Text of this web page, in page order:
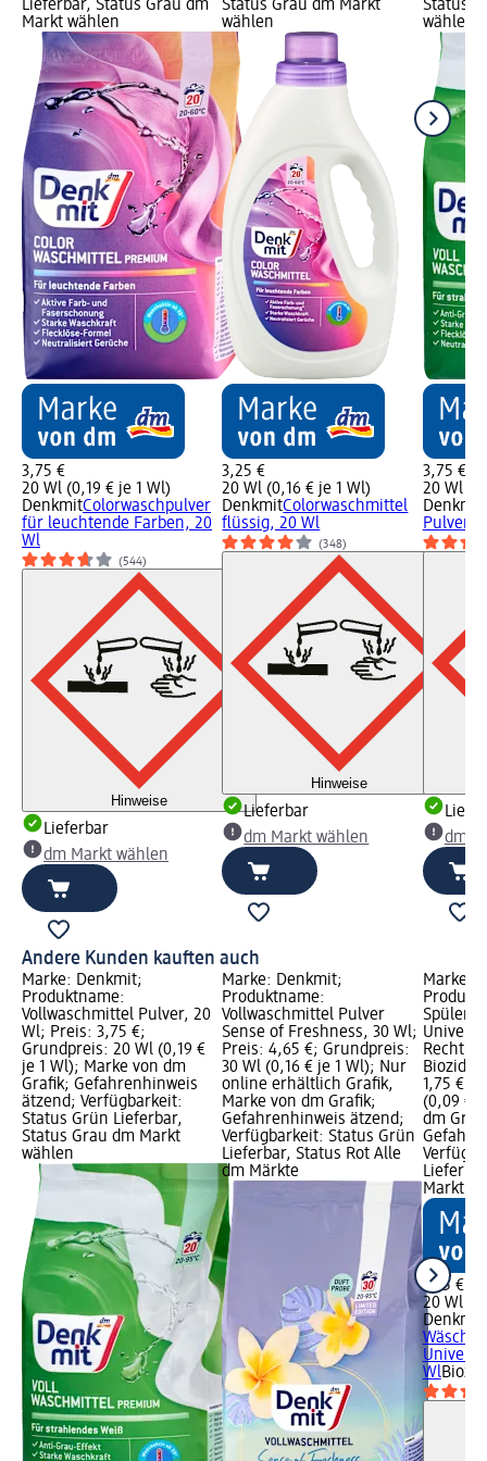
Lieferbar, Status Grau dm
Markt wählen
3,75 €
20 Wl (0,19 € je 1 Wl)
DenkmitColorwaschpulver
für leuchtende Farben, 20
Wl
(544)
Hinweise
Lieferbar
dm Markt wählen
Status Grau dm Markt
wählen
3,25 €
20 Wl (0,16 € je 1 Wl)
DenkmitColorwaschmittel
flüssig, 20 Wl
(348)
Hinweise
Lieferbar
dm Markt wählen
Status
wählen
3,75 €
20 Wl
Denkmit
Pulver,
dm
Andere Kunden kauften auch
Marke: Denkmit;
Produktname:
Vollwaschmittel Pulver, 20
Wl; Preis: 3,75 €;
Grundpreis: 20 Wl (0,19 €
je 1 Wl); Marke von dm
Grafik; Gefahrenhinweis
ätzend; Verfügbarkeit:
Status Grün Lieferbar,
Status Grau dm Markt
wählen
Marke: Denkmit;
Produktname:
Vollwaschmittel Pulver
Sense of Freshness, 30 Wl;
Preis: 4,65 €; Grundpreis:
30 Wl (0,16 € je 1 Wl); Nur
online erhältlich Grafik,
Marke von dm Grafik;
Gefahrenhinweis ätzend;
Verfügbarkeit: Status Grün
Lieferbar, Status Rot Alle
dm Märkte
Marke:
Spüler
1,75 €;
(0,09 €
dm
Markt
1,75 €
20 Wl
Denkmit
Wl